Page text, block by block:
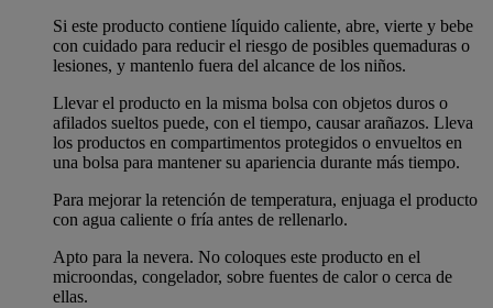
Si este producto contiene líquido caliente, abre, vierte y bebe
con cuidado para reducir el riesgo de posibles quemaduras o
lesiones, y mantenlo fuera del alcance de los niños.
Llevar el producto en la misma bolsa con objetos duros o
afilados sueltos puede, con el tiempo, causar arañazos. Lleva
los productos en compartimentos protegidos o envueltos en
una bolsa para mantener su apariencia durante más tiempo.
Para mejorar la retención de temperatura, enjuaga el producto
con agua caliente o fría antes de rellenarlo.
Apto para la nevera. No coloques este producto en el
microondas, congelador, sobre fuentes de calor o cerca de
ellas.